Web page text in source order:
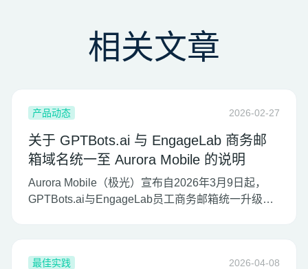
相关文章
产品动态 2026-02-27
关于 GPTBots.ai 与 EngageLab 商务邮
箱域名统一至 Aurora Mobile 的说明
Aurora Mobile（极光）宣布自2026年3月9日起，
GPTBots.ai与EngageLab员工商务邮箱统一升级为
最佳实践 2026-04-08